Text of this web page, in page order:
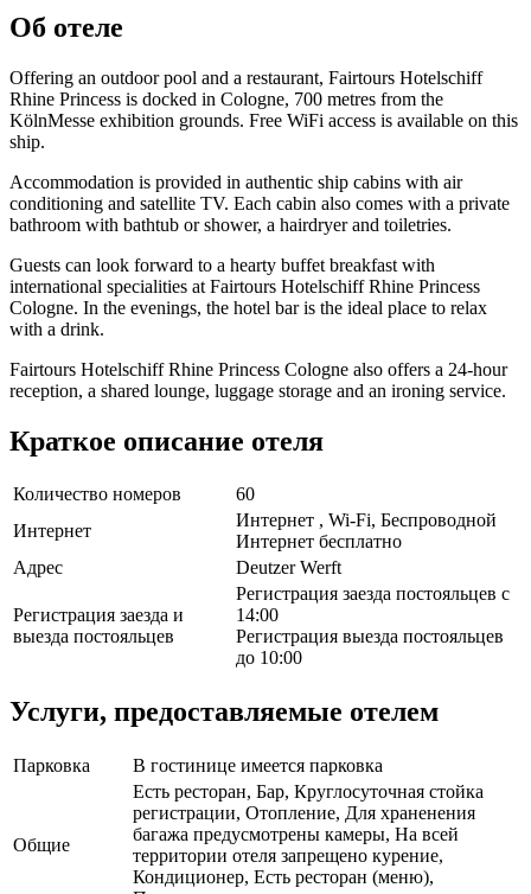
Об отеле
Offering an outdoor pool and a restaurant, Fairtours Hotelschiff
Rhine Princess is docked in Cologne, 700 metres from the
KölnMesse exhibition grounds. Free WiFi access is available on this
ship.
Accommodation is provided in authentic ship cabins with air
conditioning and satellite TV. Each cabin also comes with a private
bathroom with bathtub or shower, a hairdryer and toiletries.
Guests can look forward to a hearty buffet breakfast with
international specialities at Fairtours Hotelschiff Rhine Princess
Cologne. In the evenings, the hotel bar is the ideal place to relax
with a drink.
Fairtours Hotelschiff Rhine Princess Cologne also offers a 24-hour
reception, a shared lounge, luggage storage and an ironing service.
Краткое описание отеля
Количество номеров
60
Интернет
Интернет , Wi-Fi, Беспроводной
Интернет бесплатно
Адрес
Deutzer Werft
Регистрация заезда и
выезда постояльцев
Регистрация заезда постояльцев с
14:00
Регистрация выезда постояльцев
до 10:00
Услуги, предоставляемые отелем
Парковка В гостинице имеется парковка
Общие
Есть ресторан, Бар, Круглосуточная стойка
регистрации, Отопление, Для храненения
багажа предусмотрены камеры, На всей
территории отеля запрещено курение,
Кондиционер, Есть ресторан (меню),